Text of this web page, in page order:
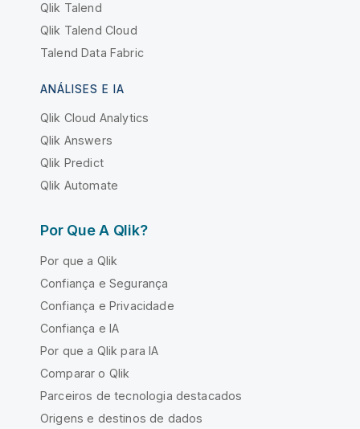
Qlik Talend
Qlik Talend Cloud
Talend Data Fabric
ANÁLISES E IA
Qlik Cloud Analytics
Qlik Answers
Qlik Predict
Qlik Automate
Por Que A Qlik?
Por que a Qlik
Confiança e Segurança
Confiança e Privacidade
Confiança e IA
Por que a Qlik para IA
Comparar o Qlik
Parceiros de tecnologia destacados
Origens e destinos de dados